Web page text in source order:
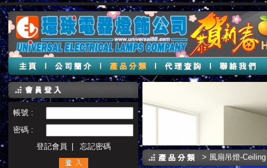
帳號 :
密碼 :
登記會員
忘記密碼
>風扇吊燈-